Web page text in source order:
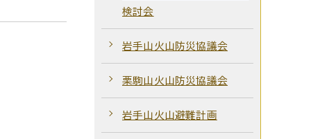
検討会
岩手山火山防災協議会
栗駒山火山防災協議会
岩手山火山避難計画